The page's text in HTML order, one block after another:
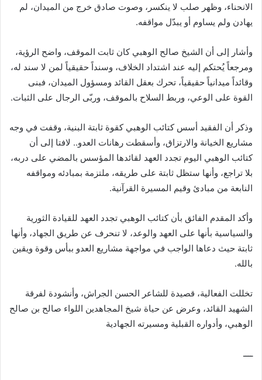
الانحناء، وظهر صلب لا ينكسر، وصوت صادق خرج من الميدان، لم
يهادن ولم يساوم أو يبدّل مواقفه.
وأشار إلى أن الشيخ صالح الوهبي كان ثابت الموقف، واضح الرؤية،
ومرجعاً يُحتكم إليه عند اشتداد الخلاف، وسنداً حقيقياً لمن لا سند له،
وقائداً ميدانياً حقيقياً، تحرك بعقل القائد ومسؤول الميدان، فبنى
القوة على الوعي، وربط السلاح بالموقف، وربّى الرجال على الثبات.
وذكر أن الفقيد أسس كتائب الوهبي كقوة ثابتة البنية، وقفت في وجه
مشاريع الخيانة والارتزاق، وأسقطت رهانات العدو.. لافتا إلى أن
كتائب الوهبي اليوم تجدد العهد لقائدها المؤسس بالمضي على دربه،
بلا تراجع، وأنها ستظل ثابتة على طريقه، ملتزمة بمبادئه ومواقفه
النابعة من مبادئ وقيم المسيرة القرآنية.
وأكد المقدم الفائق بأن كتائب الوهبي تجدد العهد للقيادة الثورية
والسياسية بأنها على العهد والوعد، لا تنحرف عن طريق الجهاد، وأنها
ثابتة حيث دعاها الواجب في مواجهة مشاريع العدو ببأس وقوة ويقين
بالله.
تخللت الفعالية، قصيدة للشاعر الحسن الجراش، وأنشودة لفرقة
الشهيد القائد، وعرض عن حياة شيخ المجاهدين اللواء صالح بن صالح
الوهبي، وأدواره القبلية ومسيرته الجهادية
ــــ